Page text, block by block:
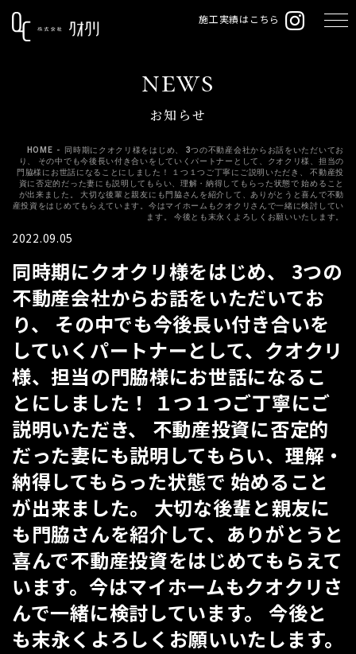
施工実績はこちら
news
お知らせ
HOME -
同時期にクオクリ様をはじめ、 3つの不動産会社からお話をいただいてお
り、 その中でも今後長い付き合いをしていくパートナーとして、クオクリ様、担当の
門脇様にお世話になることにしました！ １つ１つご丁寧にご説明いただき、 不動産投
資に否定的だった妻にも説明してもらい、理解・納得してもらった状態で 始めること
が出来ました。 大切な後輩と親友にも門脇さんを紹介して、ありがとうと喜んで不動
産投資をはじめてもらえています。今はマイホームもクオクリさんで一緒に検討してい
ます。 今後とも末永くよろしくお願いいたします。
2022.09.05
同時期にクオクリ様をはじめ、 3つの
不動産会社からお話をいただいてお
り、 その中でも今後長い付き合いを
していくパートナーとして、クオクリ
様、担当の門脇様にお世話になるこ
とにしました！ １つ１つご丁寧にご
説明いただき、 不動産投資に否定的
だった妻にも説明してもらい、理解・
納得してもらった状態で 始めること
が出来ました。 大切な後輩と親友に
も門脇さんを紹介して、ありがとうと
喜んで不動産投資をはじめてもらえて
います。今はマイホームもクオクリさ
んで一緒に検討しています。 今後と
も末永くよろしくお願いいたします。